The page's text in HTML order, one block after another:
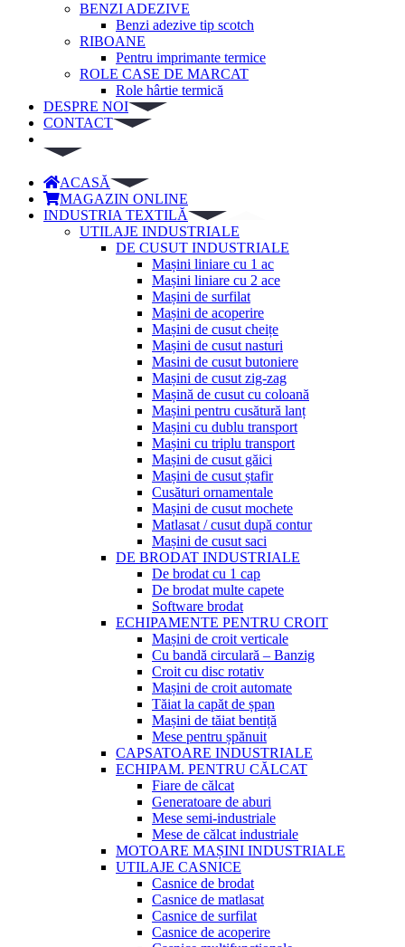
BENZI ADEZIVE
Benzi adezive tip scotch
RIBOANE
Pentru imprimante termice
ROLE CASE DE MARCAT
Role hârtie termică
DESPRE NOI
CONTACT
ACASĂ
MAGAZIN ONLINE
INDUSTRIA TEXTILĂ
UTILAJE INDUSTRIALE
DE CUSUT INDUSTRIALE
Mașini liniare cu 1 ac
Mașini liniare cu 2 ace
Mașini de surfilat
Mașini de acoperire
Mașini de cusut cheițe
Mașini de cusut nasturi
Masini de cusut butoniere
Mașini de cusut zig-zag
Mașină de cusut cu coloană
Mașini pentru cusătură lanț
Mașini cu dublu transport
Mașini cu triplu transport
Mașini de cusut găici
Mașini de cusut ștafir
Cusături ornamentale
Mașini de cusut mochete
Matlasat / cusut după contur
Mașini de cusut saci
DE BRODAT INDUSTRIALE
De brodat cu 1 cap
De brodat multe capete
Software brodat
ECHIPAMENTE PENTRU CROIT
Mașini de croit verticale
Cu bandă circulară – Banzig
Croit cu disc rotativ
Mașini de croit automate
Tăiat la capăt de șpan
Mașini de tăiat bentiță
Mese pentru șpănuit
CAPSATOARE INDUSTRIALE
ECHIPAM. PENTRU CĂLCAT
Fiare de călcat
Generatoare de aburi
Mese semi-industriale
Mese de călcat industriale
MOTOARE MAȘINI INDUSTRIALE
UTILAJE CASNICE
Casnice de brodat
Casnice de matlasat
Casnice de surfilat
Casnice de acoperire